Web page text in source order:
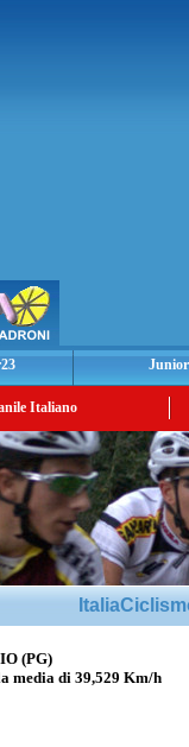
Italiano
(PG)
media di 39,529 Km/h